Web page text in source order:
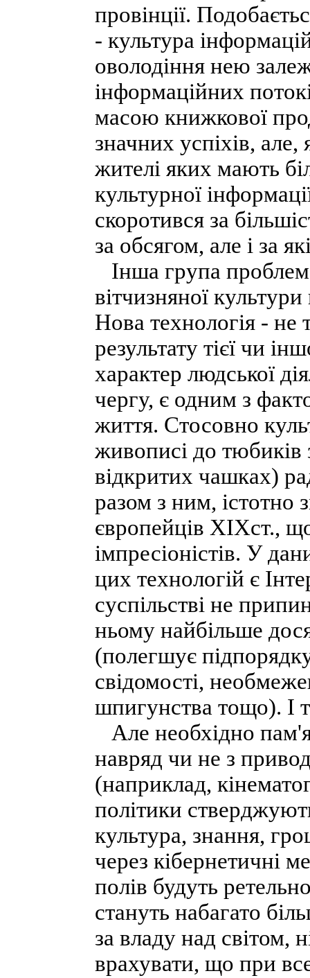
провінції.
- культура
оволодіння нею
інформаційних
масою книжкової
значних успіхів,
жителі яких мають
культурної
скоротився за
за обсягом, але і за
Інша група
вітчизняної
Нова технологія - не
результату тієї чи
характер людської
чергу, є одним з
життя. Стосовно
живописі до
відкритих чашках)
разом з ним, істотно
європейців XIXст.,
імпресіоністів. У
цих технологій є
суспільстві не
ньому найбільше
(полегшує
свідомості,
шпигунства тощо). І
Але необхідно
навряд чи не з
(наприклад,
політики
культура, знання,
через кібернетичні
полів будуть
стануть набагато
за владу над світом,
врахувати, що при